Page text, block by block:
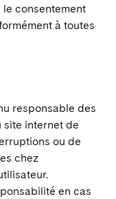
consentement
à toutes
responsable des
internet de
ou de
chez
en cas